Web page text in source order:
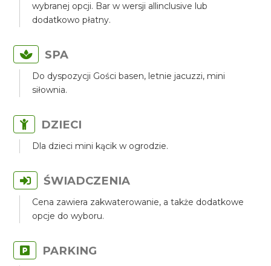
wybranej opcji. Bar w wersji allinclusive lub
dodatkowo płatny.
SPA
Do dyspozycji Gości basen, letnie jacuzzi, mini
siłownia.
DZIECI
Dla dzieci mini kącik w ogrodzie.
ŚWIADCZENIA
Cena zawiera zakwaterowanie, a także dodatkowe
opcje do wyboru.
PARKING